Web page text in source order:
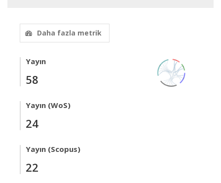
Daha fazla metrik
Yayın
58
Yayın (WoS)
24
Yayın (Scopus)
22